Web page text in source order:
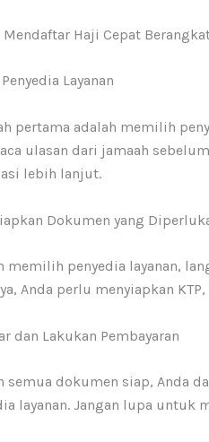
Mendaftar Haji Cepat
Layanan
pertama adalah memilih
ulasan dari jamaah
lebih lanjut.
Dokumen yang
memilih penyedia layanan,
Anda perlu menyiapkan
dan Lakukan Pembayaran
semua dokumen siap, Anda
layanan. Jangan lupa untuk